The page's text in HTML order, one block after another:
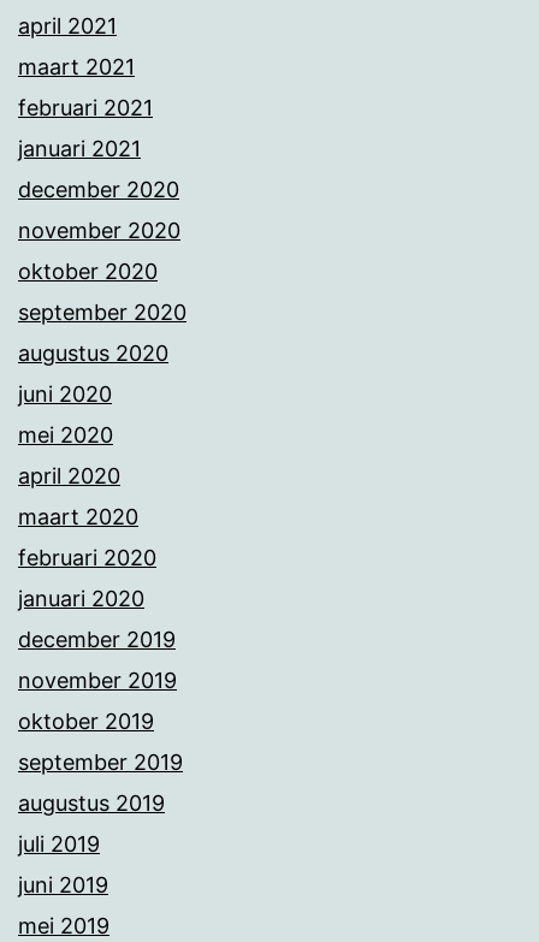
april 2021
maart 2021
februari 2021
januari 2021
december 2020
november 2020
oktober 2020
september 2020
augustus 2020
juni 2020
mei 2020
april 2020
maart 2020
februari 2020
januari 2020
december 2019
november 2019
oktober 2019
september 2019
augustus 2019
juli 2019
juni 2019
mei 2019